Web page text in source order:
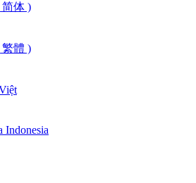
体 )
體 )
Indonesia